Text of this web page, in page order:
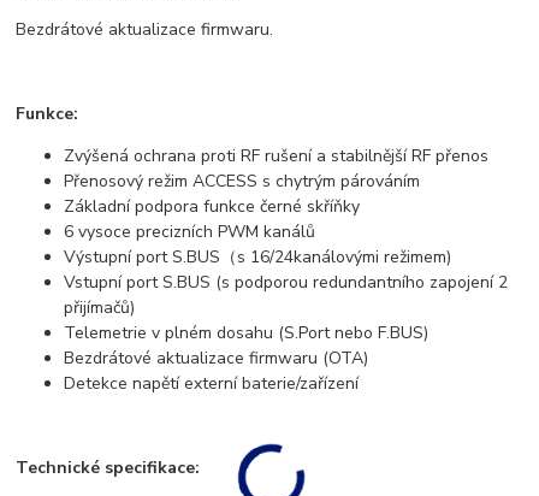
Bezdrátové aktualizace firmwaru.
Funkce:
Zvýšená ochrana proti RF rušení a stabilnější RF přenos
Přenosový režim ACCESS s chytrým párováním
Základní podpora funkce černé skříňky
6 vysoce precizních PWM kanálů
Výstupní port S.BUS（s 16/24kanálovými režimem)
Vstupní port S.BUS (s podporou redundantního zapojení 2
přijímačů)
Telemetrie v plném dosahu (S.Port nebo F.BUS)
Bezdrátové aktualizace firmwaru (OTA)
Detekce napětí externí baterie/zařízení
Technické specifikace: